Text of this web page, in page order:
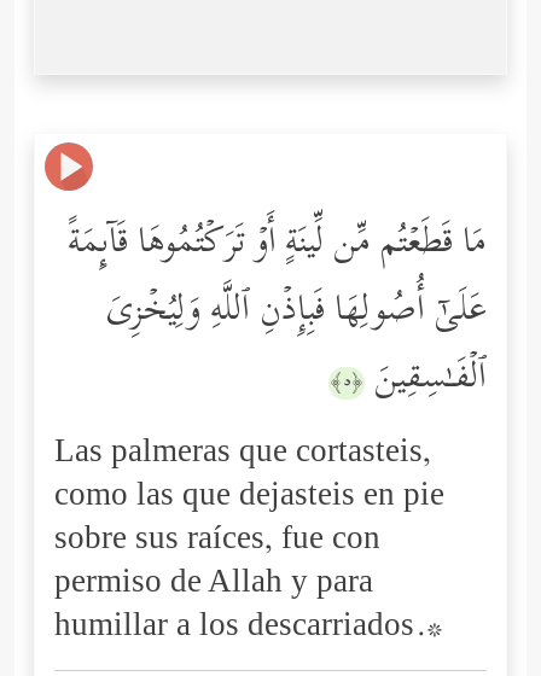
مَا قَطَعۡتُم مِّن لِّینَةٍ أَوۡ تَرَكۡتُمُوهَا قَاۤىِٕمَةً
عَلَىٰۤ أُصُولِهَا فَبِإِذۡنِ ٱللَّهِ وَلِیُخۡزِیَ
ٱلۡفَـٰسِقِینَ ﴿٥﴾
Las palmeras que cortasteis,
como las que dejasteis en pie
sobre sus raíces, fue con
permiso de Allah y para
humillar a los descarriados.*